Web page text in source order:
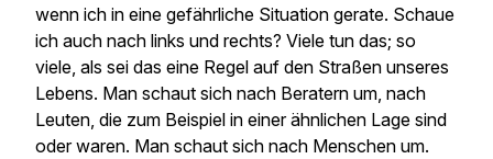
wenn ich in eine gefährliche Situation gerate. Schaue
ich auch nach links und rechts? Viele tun das; so
viele, als sei das eine Regel auf den Straßen unseres
Lebens. Man schaut sich nach Beratern um, nach
Leuten, die zum Beispiel in einer ähnlichen Lage sind
oder waren. Man schaut sich nach Menschen um.